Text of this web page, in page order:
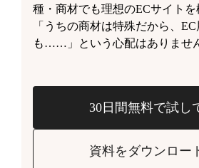
種・商材でも理想のECサイトを
「うちの商材は特殊だから、
も……」という心配はありませ
30日間無料で試し
資料をダウンロー